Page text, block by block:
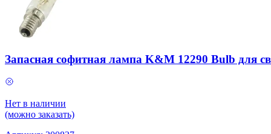
Запасная софитная лампа K&M 12290 Bulb для
Нет в наличии
(можно заказать)